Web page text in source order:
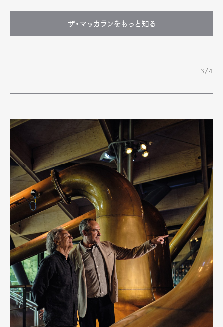
ザ・マッカランをもっと知る
3/4